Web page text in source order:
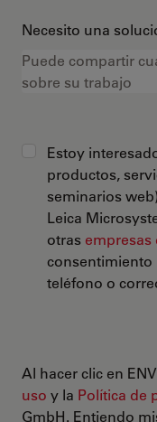
Necesito una
Estoy
productos,
seminarios
Leica
otras empresas
consentimiento
teléfono o
Al hacer clic en
uso y la Política de
GmbH. Entiendo